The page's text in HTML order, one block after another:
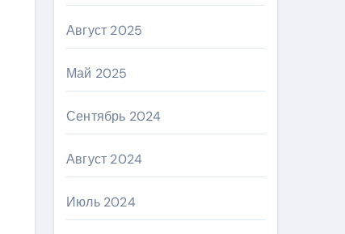
Август 2025
Май 2025
Сентябрь 2024
Август 2024
Июль 2024